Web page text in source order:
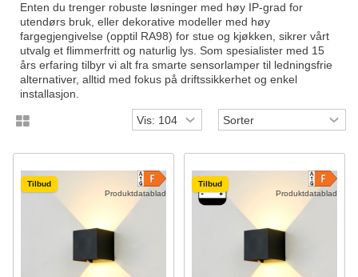
Enten du trenger robuste løsninger med høy IP-grad for
utendørs bruk, eller dekorative modeller med høy
fargegjengivelse (opptil RA98) for stue og kjøkken, sikrer vårt
utvalg et flimmerfritt og naturlig lys. Som spesialister med 15
års erfaring tilbyr vi alt fra smarte sensorlamper til ledningsfrie
alternativer, alltid med fokus på driftssikkerhet og enkel
installasjon.
Produktdatablad
Tilbud
Produktdatablad
Tilbud